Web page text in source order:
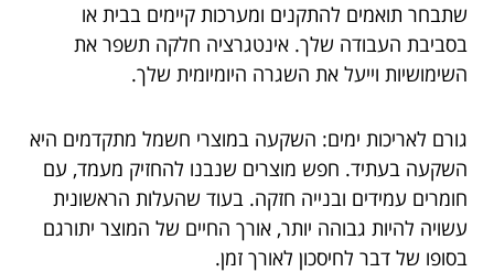
שתבחר תואמים להתקנים ומערכות קיימים בבית או
בסביבת העבודה שלך. אינטגרציה חלקה תשפר את
השימושיות וייעל את השגרה היומיומית שלך.
גורם לאריכות ימים: השקעה במוצרי חשמל מתקדמים היא
השקעה בעתיד. חפש מוצרים שנבנו להחזיק מעמד, עם
חומרים עמידים ובנייה חזקה. בעוד שהעלות הראשונית
עשויה להיות גבוהה יותר, אורך החיים של המוצר יתורגם
בסופו של דבר לחיסכון לאורך זמן.